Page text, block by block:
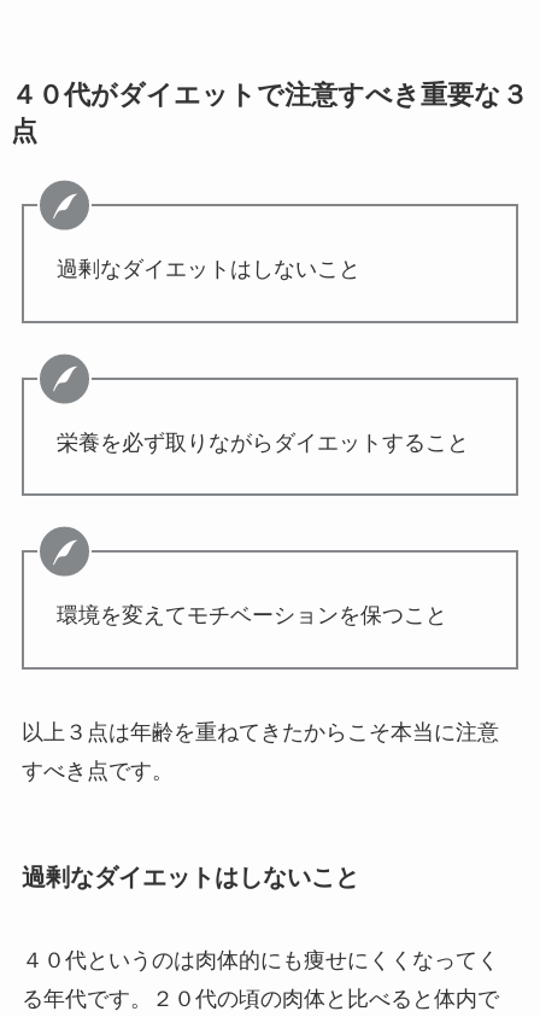
４０代がダイエットで注意すべき重要な３
点
過剰なダイエットはしないこと
栄養を必ず取りながらダイエットすること
環境を変えてモチベーションを保つこと
以上３点は年齢を重ねてきたからこそ本当に注意
すべき点です。
過剰なダイエットはしないこと
４０代というのは肉体的にも痩せにくくなってく
る年代です。２０代の頃の肉体と比べると体内で